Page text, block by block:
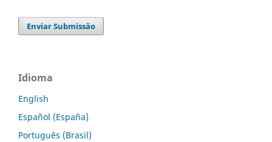
Enviar Submissão
Idioma
English
Español (España)
Português (Brasil)